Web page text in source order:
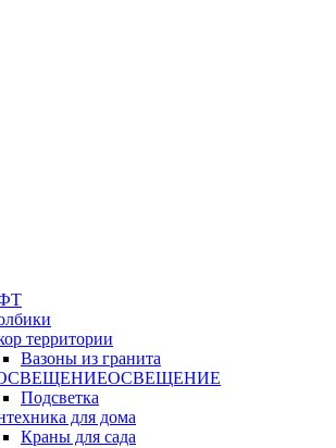
территории
Вазоны из гранита
ОСВЕЩЕНИЕ
Подсветка
для дома
Краны для сада